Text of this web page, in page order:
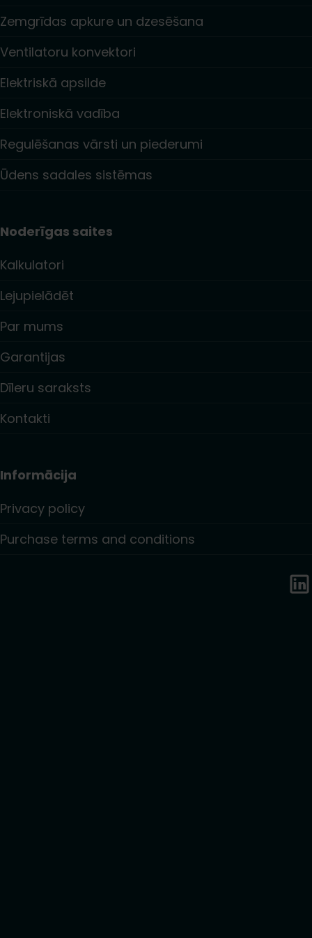
Zemgrīdas apkure un dzesēšana
Ventilatoru konvektori
Elektriskā apsilde
Elektroniskā vadība
Regulēšanas vārsti un piederumi
Ūdens sadales sistēmas
Noderīgas saites
Kalkulatori
Lejupielādēt
Par mums
Garantijas
Dīleru saraksts
Kontakti
Informācija
Privacy policy
Purchase terms and conditions